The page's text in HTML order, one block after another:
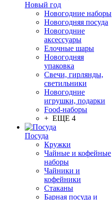
Новый год
Новогодние наборы
Новогодняя посуда
Новогодние
аксессуары
Елочные шары
Новогодняя
упаковка
Свечи, гирлянды,
светильники
Новогодние
игрушки, подарки
Food-наборы
+ ЕЩЕ 4
Посуда
Кружки
Чайные и кофейные
наборы
Чайники и
кофейники
Стаканы
Барная посуда и